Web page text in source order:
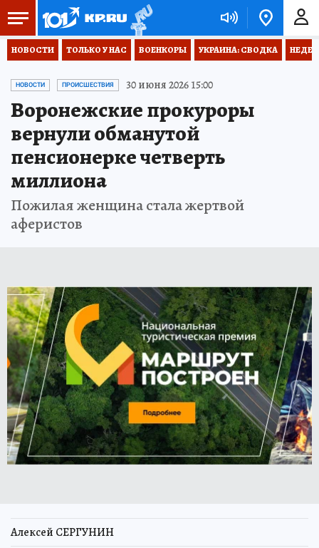
НОВОСТИ ТОЛЬКО У НАС ВОЕНКОРЫ УКРАИНА: СВОДКА
НОВОСТИ ПРОИСШЕСТВИЯ 30 июня 2026 15:00
Воронежские прокуроры
вернули обманутой
пенсионерке четверть
миллиона
Пожилая женщина стала жертвой
аферистов
Алексей СЕРГУНИН